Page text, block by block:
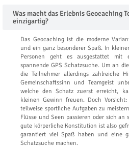
Was macht das Erlebnis Geocaching
einzigartig?
Das Geocaching ist die moderne
und ein ganz besonderer Spaß. In
Personen geht es ausgestattet mit
spannende GPS Schatzsuche. Um an
die Teilnehmer allerdings zahlreiche
Gemeinschaftssinn und Teamgeist
welche den Schatz zuerst erreicht,
kleinen Gewinn freuen. Doch
teilweise sportliche Aufgaben zu
Flüsse und Seen passieren oder sich an
gute körperliche Konstitution ist also
garantiert viel Spaß haben und eine
Schatzsuche machen.